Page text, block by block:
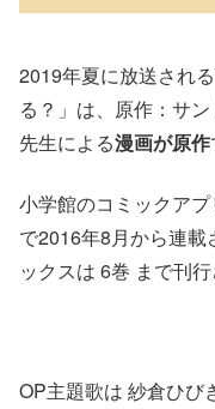
2019年夏に放送され
る？」は、原作：サ
先生による漫画が原作
小学館のコミックア
で2016年8月から連載
ックスは 6巻 まで刊行
OP主題歌は 紗倉ひび